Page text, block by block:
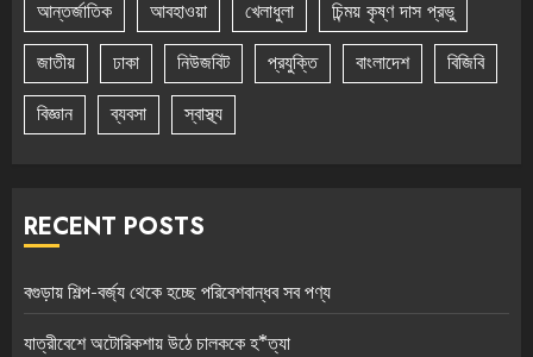
আন্তর্জাতিক
আবহাওয়া খেলাধুলা
চিন্ময় কৃষ্ণ দাস প্রভু
জাতীয়
ঢাকা নিউজবিট প্রযুক্তি বাংলাদেশ
বিজিবি
বিজ্ঞান
ব্যবসা স্বাস্থ্য
RECENT POSTS
বগুড়ায় শিল্প-বর্জ্য থেকে হচ্ছে পরিবেশবান্ধব সব পণ্য
যাত্রীবেশে অটোরিকশায় উঠে চালককে হ*ত্যা